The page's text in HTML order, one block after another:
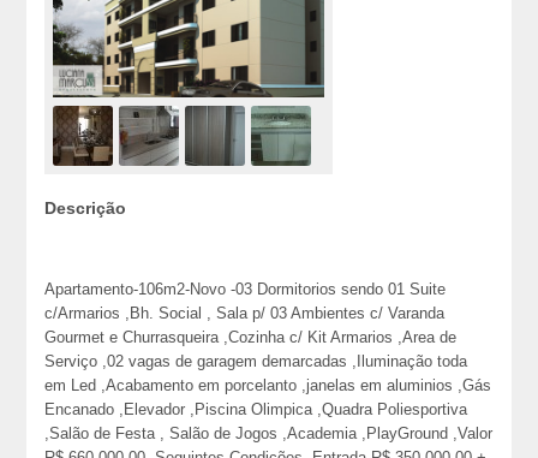
Descrição
Apartamento-106m2-Novo -03 Dormitorios sendo 01 Suite
c/Armarios ,Bh. Social , Sala p/ 03 Ambientes c/ Varanda
Gourmet e Churrasqueira ,Cozinha c/ Kit Armarios ,Area de
Serviço ,02 vagas de garagem demarcadas ,Iluminação toda
em Led ,Acabamento em porcelanto ,janelas em aluminios ,Gás
Encanado ,Elevador ,Piscina Olimpica ,Quadra Poliesportiva
,Salão de Festa , Salão de Jogos ,Academia ,PlayGround ,Valor